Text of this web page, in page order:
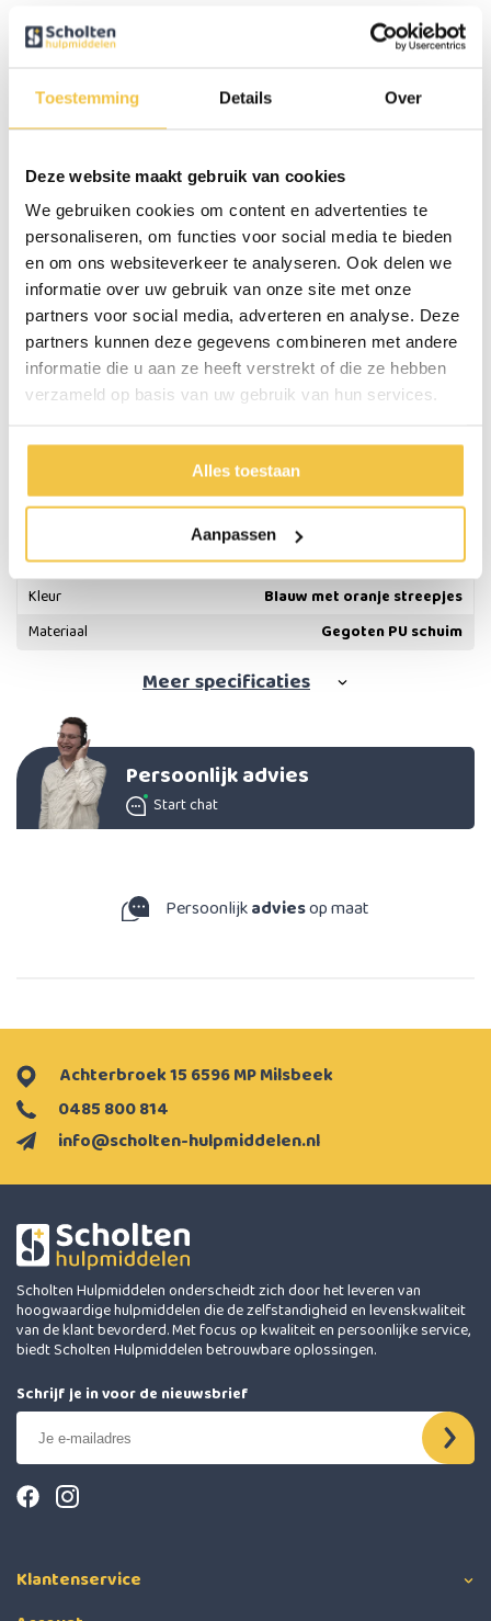
Toestemming Details Over
Deze website maakt gebruik van cookies
We gebruiken cookies om content en advertenties te
personaliseren, om functies voor social media te bieden
en om ons websiteverkeer te analyseren. Ook delen we
informatie over uw gebruik van onze site met onze
partners voor social media, adverteren en analyse. Deze
partners kunnen deze gegevens combineren met andere
informatie die u aan ze heeft verstrekt of die ze hebben
verzameld op basis van uw gebruik van hun services.
Alles toestaan
Aanpassen
Maak je dagelijkse zitervaring comfortabeler én therapeutisch met dit
Belangrijke eigenschappen
Afneembare hoes met ritssluiting
Gegoten PU schuim
Vermindert druk op de wervelkolom en verlicht lage rugpijn
Met uitneembare lumbaalpad voor extra ondersteuning
Met uitneembare hot-cold gel pack
Voorzien van een elastische band met bevestigingsclip
Specificaties
Hoogte
33 cm
5 cm (midden, zonder extra pad) - 8 cm (midden, met
extra pad) / 11,5 cm (zijkant)
Max. gebruikersgewicht
120 kg
Kleur
Blauw met oranje streepjes
Materiaal
Gegoten PU schuim
Meerspecificaties
Persoonlijk advies
Start chat
Persoonlijkadviesop maat
info@scholten-hulpmiddelen.nl
0485 800 814
Achterbroek 15 6596 MP Milsbeek
Scholten Hulpmiddelen onderscheidt zich door het leveren van
hoogwaardige hulpmiddelen die de zelfstandigheid en levenskwaliteit
van de klant bevorderd. Met focus op kwaliteit en persoonlijke service,
biedt Scholten Hulpmiddelen betrouwbare oplossingen.
Schrijf je in voor de nieuwsbrief
Klantenservice